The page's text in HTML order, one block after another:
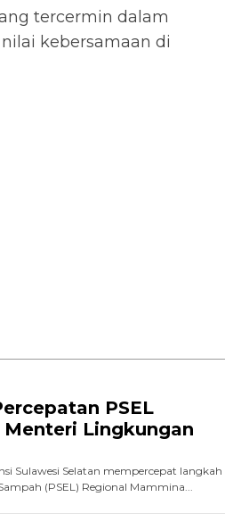
tercermin dalam
kebersamaan di
PSEL
Lingkungan
Sulawesi Selatan mempercepat langkah
(PSEL) Regional Mammina...